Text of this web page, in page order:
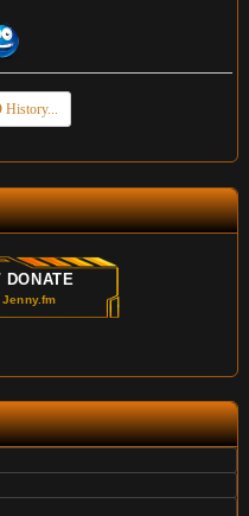
History...